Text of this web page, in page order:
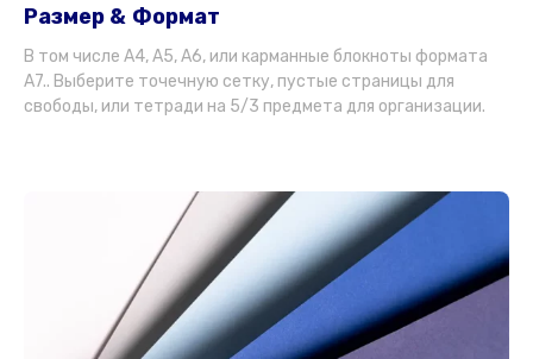
Размер & Формат
В том числе А4, A5, A6, или карманные блокноты формата
А7.. Выберите точечную сетку, пустые страницы для
свободы, или тетради на 5/3 предмета для организации.